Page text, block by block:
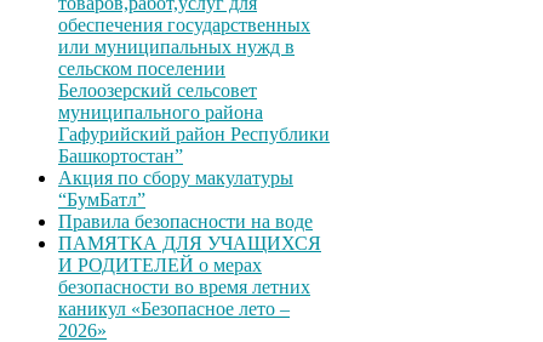
обеспечения государственных
или муниципальных нужд в
сельском поселении
Белоозерский сельсовет
муниципального района
Гафурийский район Республики
Башкортостан”
Акция по сбору макулатуры
“БумБатл”
Правила безопасности на воде
ПАМЯТКА ДЛЯ УЧАЩИХСЯ
И РОДИТЕЛЕЙ о мерах
безопасности во время летних
каникул «Безопасное лето –
2026»